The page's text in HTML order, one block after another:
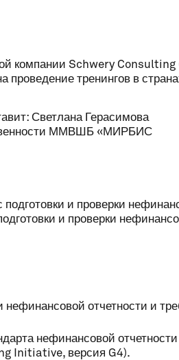
компании Schwery Consulting
тренингов в
Светлана Герасимова
ММВШБ «МИРБИС
и проверки
и проверки
нефинансовой отчетности и
нефинансовой
Initiative, версия G4).